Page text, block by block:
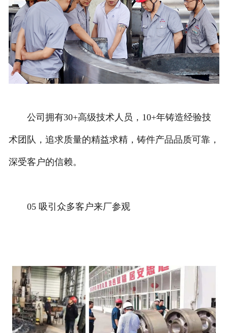
公司拥有30+高级技术人员，10+年铸造经验技
术团队，追求质量的精益求精，铸件产品品质可靠，
深受客户的信赖。
05 吸引众多客户来厂参观